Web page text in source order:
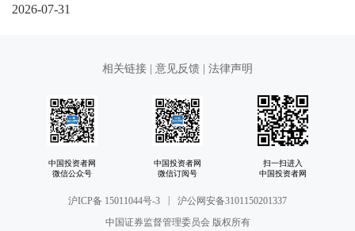
2026-07-31
相关链接 意见反馈 法律声明
中国投资者网
微信公众号
中国投资者网
微信订阅号
扫一扫进入
中国投资者网
沪ICP备 15011044号-3
沪公网安备3101150201337
中国证券监督管理委员会 版权所有